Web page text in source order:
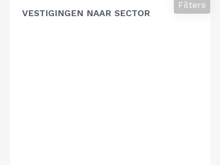
VESTIGINGEN NAAR SECTOR
Filters